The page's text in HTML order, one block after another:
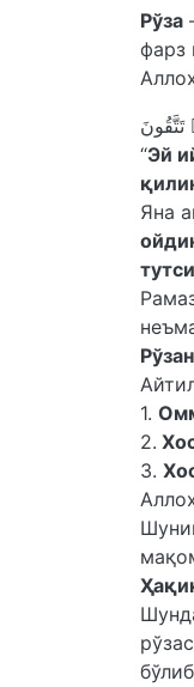
Рўза
фарз
“Эй
Яна
1.
2.
3.